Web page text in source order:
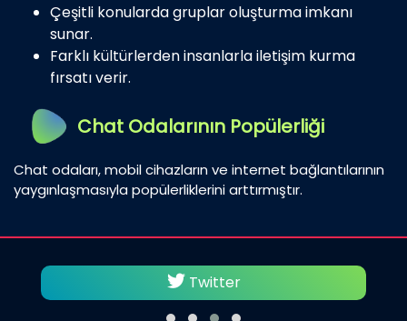
Çeşitli konularda gruplar oluşturma imkanı
sunar.
Farklı kültürlerden insanlarla iletişim kurma
fırsatı verir.
Chat Odalarının Popülerliği
Chat odaları, mobil cihazların ve internet bağlantılarının
yaygınlaşmasıyla popülerliklerini arttırmıştır.
Twitter